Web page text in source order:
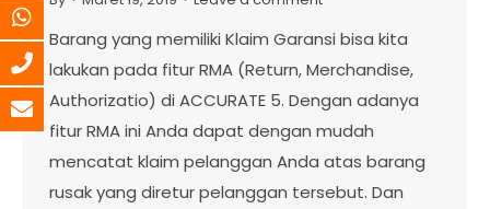
Barang yang memiliki Klaim Garansi bisa kita
lakukan pada fitur RMA (Return, Merchandise,
Authorizatio) di ACCURATE 5. Dengan adanya
fitur RMA ini Anda dapat dengan mudah
mencatat klaim pelanggan Anda atas barang
rusak yang diretur pelanggan tersebut. Dan